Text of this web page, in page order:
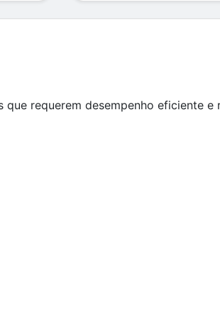
requerem desempenho eficiente e